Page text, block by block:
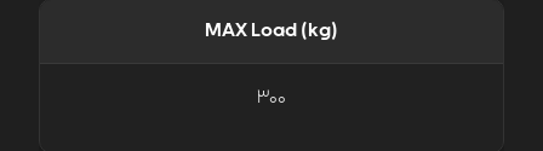
MAX Load (kg)
300